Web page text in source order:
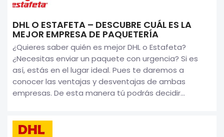
DHL O ESTAFETA – DESCUBRE CUÁL ES LA
MEJOR EMPRESA DE PAQUETERÍA
¿Quieres saber quién es mejor DHL o Estafeta?
¿Necesitas enviar un paquete con urgencia? Si es
así, estás en el lugar ideal. Pues te daremos a
conocer las ventajas y desventajas de ambas
empresas. De esta manera tú podrás decidir...